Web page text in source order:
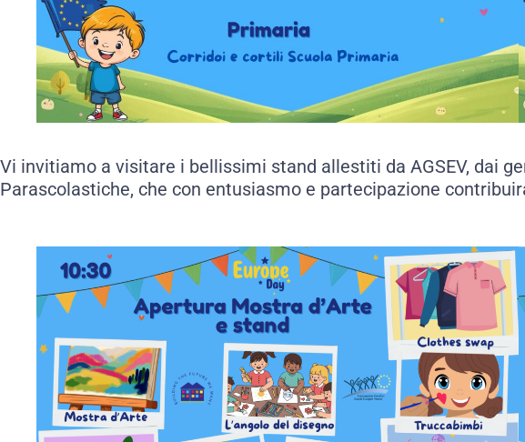
Vi invitiamo a visitare i bellissimi stand allestiti da AGSEV, dai
Parascolastiche, che con entusiasmo e partecipazione